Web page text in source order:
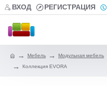
ВХОД РЕГИСТРАЦИЯ
Мебель Модульная мебель
Коллекция EVORA